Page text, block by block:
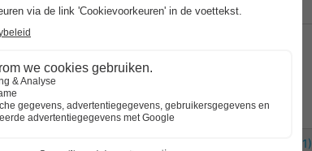
Bekijk alle accommodaties (1)
4 Volwassenen